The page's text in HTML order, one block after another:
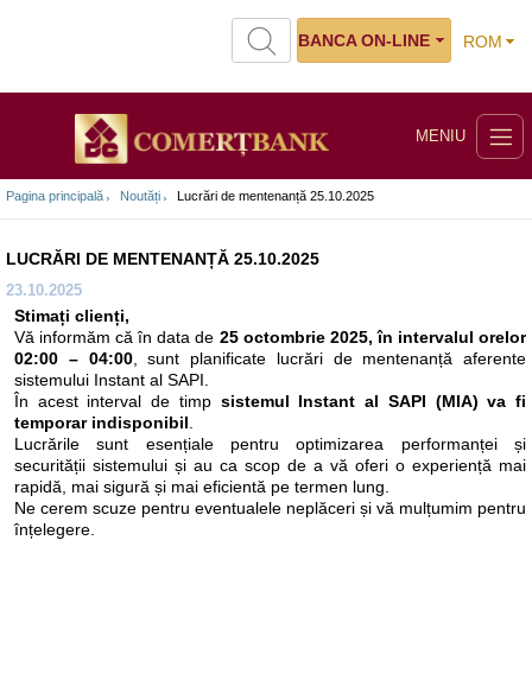
ROM
BANCA ON-LINE
MENIU
Pagina principală Noutăți Lucrări de mentenanță 25.10.2025
LUCRĂRI DE MENTENANȚĂ 25.10.2025
23.10.2025
Stimați clienți,
Vă informăm că în data de 25 octombrie 2025, în intervalul orelor
02:00 – 04:00, sunt planificate lucrări de mentenanță aferente
sistemului Instant al SAPI.
În acest interval de timp sistemul Instant al SAPI (MIA) va fi
temporar indisponibil
Lucrările sunt esențiale pentru optimizarea performanței și
securității sistemului și au ca scop de a vă oferi o experiență mai
rapidă, mai sigură și mai eficientă pe termen lung.
Ne cerem scuze pentru eventualele neplăceri și vă mulțumim pentru
înțelegere.